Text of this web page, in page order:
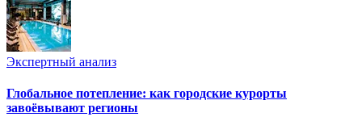
Экспертный анализ
Глобальное потепление: как городские курорты
завоёвывают регионы